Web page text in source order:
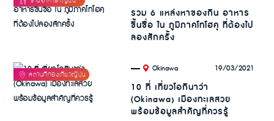
รวม 6 แหล่งหาของกิน อาหาร
ขึ้นชื่อ ใน ภูมิภาคโทโฮคุ ที่ต้องไป
ลองสักครั้ง
. Okinawa 19/03/2021
10 ที่ เที่ยวโอกินาว่า
(Okinawa) เมืองทะเลสวย
พร้อมข้อมูลสำคัญที่ควรรู้